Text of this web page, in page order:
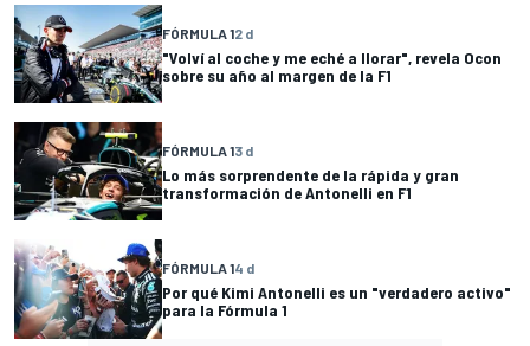
FÓRMULA 12 d
"Volví al coche y me eché a llorar", revela Ocon
sobre su año al margen de la F1
FÓRMULA 13 d
Lo más sorprendente de la rápida y gran
transformación de Antonelli en F1
FÓRMULA 14 d
Por qué Kimi Antonelli es un "verdadero activo"
para la Fórmula 1